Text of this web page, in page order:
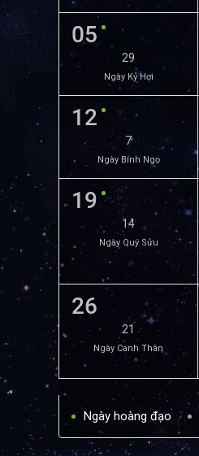
05
29
Ngày Kỷ Hợi
12
7
Ngày Bính Ngọ
19
14
Ngày Quý Sửu
26
21
Ngày Canh Thân
Ngày hoàng đạo